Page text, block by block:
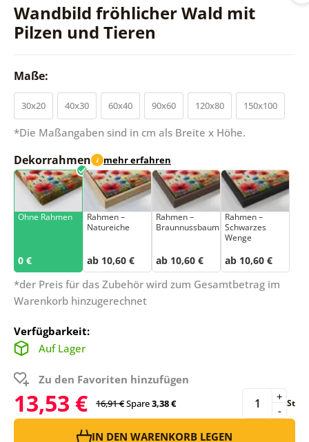
Wandbild fröhlicher Wald mit
Pilzen und Tieren
Maße:
30x20 40x30 60x40 90x60 120x80 150x100
*Die Maßangaben sind in cm als Breite x Höhe.
Dekorrahmen i mehr erfahren
Ohne Rahmen
0 €
Rahmen –
Natureiche
ab 10,60 €
Rahmen –
Braunnussbaum
ab 10,60 €
Rahmen –
Schwarzes
Wenge
ab 10,60 €
*der Preis für das Zubehör wird zum Gesamtbetrag im
Warenkorb hinzugerechnet
Verfügbarkeit:
Auf Lager
Zu den Favoriten hinzufügen
13,53 € 16,91 €Spare3,38 € -
+ St
IN DEN WARENKORB LEGEN